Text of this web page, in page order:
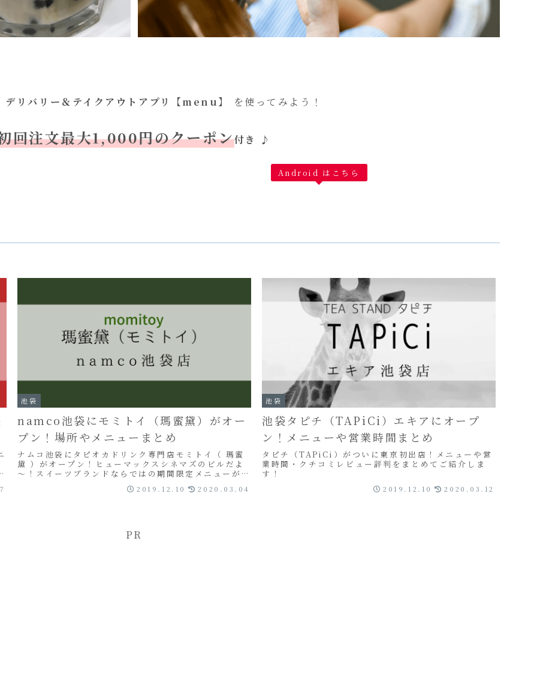
デリバリー＆テイクアウトアプリ【menu】 を使ってみよう！
回注文最大1,000円のクーポン付き ♪
Android はこちら
池袋
namco池袋にモミトイ（瑪蜜黛）がオー
プン！場所やメニューまとめ
ナムコ池袋にタピオカドリンク専門店モミトイ（ 瑪蜜
黛 ）がオープン！ヒューマックスシネマズのビルだよ
～！スイーツブランドならではの期間限定メニューがあ
るタピオカブランドだよ。場所や営業時間をご紹介しま
す。アルバイト求人情報も！2019.12.10 2020.03.04
池袋
池袋タピチ（TAPiCi）エキアにオープ
ン！メニューや営業時間まとめ
タピチ（TAPiCi）がついに東京初出店！メニューや営
業時間・クチコミレビュー評判をまとめてご紹介しま
す！
2019.12.10 2020.03.12
PR